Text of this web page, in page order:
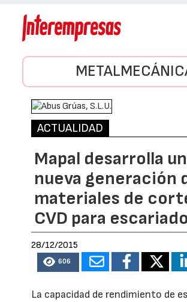
ACTUALIDAD
Mapal desarrolla
nueva generación
materiales de
CVD para escariado
28/12/2015
606
La capacidad de rendimiento de